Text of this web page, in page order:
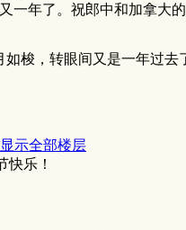
一年了。祝郎中和加拿大
梭，转眼间又是一年过去
显示全部楼层
快乐！